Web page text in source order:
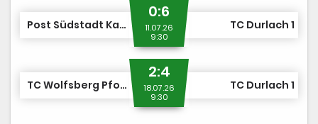
Post Südstadt Karlsruhe 1
0:6
11.07.26
9:30
TC Durlach 1
TC Wolfsberg Pforzheim 1
2:4
18.07.26
9:30
TC Durlach 1